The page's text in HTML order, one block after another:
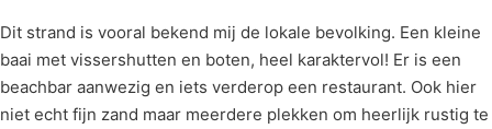
Dit strand is vooral bekend mij de lokale bevolking. Een kleine
baai met vissershutten en boten, heel karaktervol! Er is een
beachbar aanwezig en iets verderop een restaurant. Ook hier
niet echt fijn zand maar meerdere plekken om heerlijk rustig te